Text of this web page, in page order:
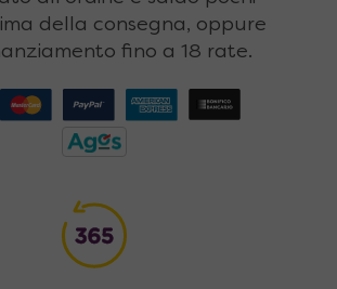
della consegna, oppure
fino a 18 rate.